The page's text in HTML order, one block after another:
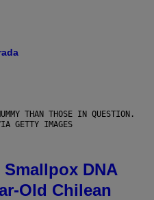
THAN THOSE IN QUESTION.
GETTY IMAGES
DNA
Old Chilean